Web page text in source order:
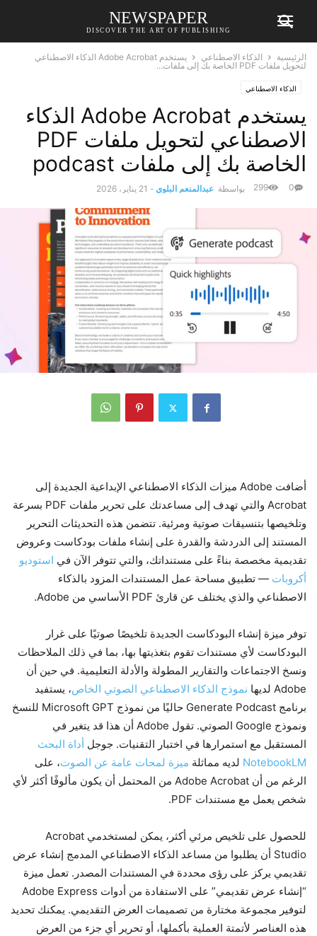
NEWSPAPER
DISCOVER THE ART OF PUBLISHING
الرئيسية الذكاء الاصطناعي
يستخدم Adobe Acrobat الذكاء الاصطناعي
لتحويل ملفات PDF الخاصة بك إلى ملفات...
الذكاء الاصطناعي
يستخدم Adobe Acrobat الذكاء
الاصطناعي لتحويل ملفات PDF
الخاصة بك إلى ملفات podcast
بواسطة عبدالمنعم البلوي - 21 يناير، 2026 0
299
أضافت Adobe ميزات الذكاء الاصطناعي الإبداعية الجديدة إلى
Acrobat والتي تهدف إلى مساعدتك على تحرير ملفات PDF بسرعة
وتلخيصها بتنسيقات صوتية ومرئية. تتضمن هذه التحديثات التحرير
المستند إلى الدردشة والقدرة على إنشاء ملفات بودكاست وعروض
تقديمية مخصصة بناءً على مستنداتك، والتي تتوفر الآن في استوديو
أكروبات — تطبيق مساحة عمل المستندات المزود بالذكاء
الاصطناعي والذي يختلف عن قارئ PDF الأساسي من Adobe.
توفر ميزة إنشاء البودكاست الجديدة تلخيصًا صوتيًا على غرار
البودكاست لأي مستندات تقوم بتغذيتها بها، بما في ذلك الملاحظات
ونسخ الاجتماعات والتقارير المطولة والأدلة التعليمية. في حين أن
Adobe لديها
نموذج الذكاء الاصطناعي الصوتي الخاص، يستفيد
برنامج Generate Podcast حاليًا من نموذج Microsoft GPT للنسخ
ونموذج Google الصوتي. تقول Adobe أن هذا قد يتغير في
المستقبل مع استمرارها في اختبار التقنيات. جوجل أداة البحث
NotebookLM لديه مماثلة ميزة لمحات عامة عن الصوت، على
الرغم من أن Adobe Acrobat من المحتمل أن يكون مألوفًا أكثر لأي
شخص يعمل مع مستندات PDF.
للحصول على تلخيص مرئي أكثر، يمكن لمستخدمي Acrobat
Studio أن يطلبوا من مساعد الذكاء الاصطناعي المدمج إنشاء عرض
تقديمي يركز على رؤى محددة في المستندات المصدر. تعمل ميزة
“إنشاء عرض تقديمي” على الاستفادة من أدوات Adobe Express
لتوفير مجموعة مختارة من تصميمات العرض التقديمي. يمكنك تحديد
هذه العناصر لأتمتة العملية بأكملها، أو تحرير أي جزء من العرض